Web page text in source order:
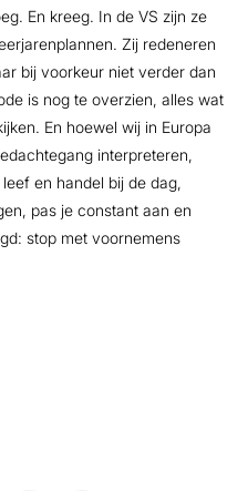
En kreeg. In de VS zijn ze
Zij redeneren
bij voorkeur niet verder dan
is nog te overzien, alles wat
En hoewel wij in Europa
interpreteren,
en handel bij de dag,
pas je constant aan en
stop met voornemens